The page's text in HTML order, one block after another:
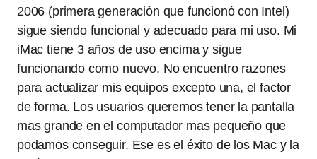
2006 (primera generación que funcionó con Intel)
sigue siendo funcional y adecuado para mi uso. Mi
iMac tiene 3 años de uso encima y sigue
funcionando como nuevo. No encuentro razones
para actualizar mis equipos excepto una, el factor
de forma. Los usuarios queremos tener la pantalla
mas grande en el computador mas pequeño que
podamos conseguir. Ese es el éxito de los Mac y la